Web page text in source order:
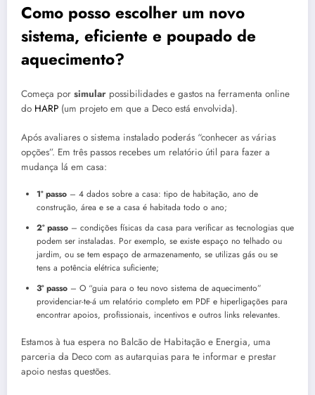
Como posso escolher um novo
sistema, eficiente e poupado de
aquecimento?
Começa por simular possibilidades e gastos na ferramenta online
do HARP (um projeto em que a Deco está envolvida).
Após avaliares o sistema instalado poderás “conhecer as várias
opções”. Em três passos recebes um relatório útil para fazer a
mudança lá em casa:
1º passo – 4 dados sobre a casa: tipo de habitação, ano de
construção, área e se a casa é habitada todo o ano;
2º passo – condições físicas da casa para verificar as tecnologias que
podem ser instaladas. Por exemplo, se existe espaço no telhado ou
jardim, ou se tem espaço de armazenamento, se utilizas gás ou se
tens a potência elétrica suficiente;
3º passo – O “guia para o teu novo sistema de aquecimento”
providenciar-te-á um relatório completo em PDF e hiperligações para
encontrar apoios, profissionais, incentivos e outros links relevantes.
Estamos à tua espera no Balcão de Habitação e Energia, uma
parceria da Deco com as autarquias para te informar e prestar
apoio nestas questões.